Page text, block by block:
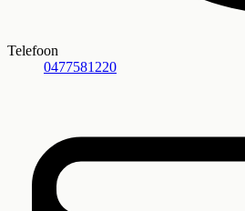
Telefoon
0477581220